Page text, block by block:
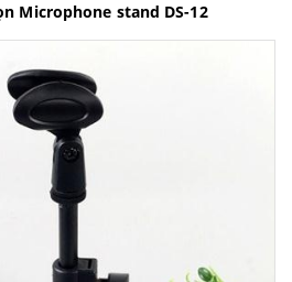
Microphone stand DS-12